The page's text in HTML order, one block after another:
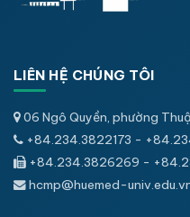
LIÊN HỆ CHÚNG TÔI
06 Ngô Quyền, phường
+84.234.3822173 -
+84.234.3826269 -
hcmp@huemed-